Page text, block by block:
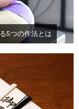
5つの作法とは